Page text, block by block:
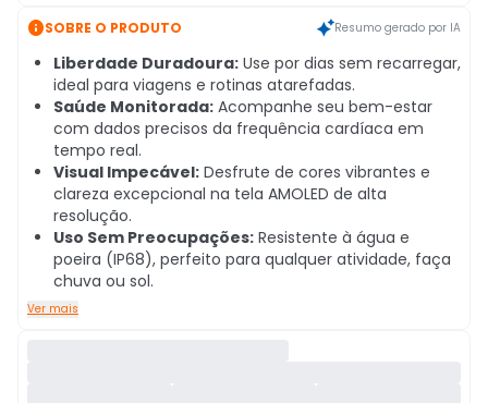
SOBRE O PRODUTO Resumo gerado por IA
Liberdade Duradoura: Use por dias sem recarregar,
ideal para viagens e rotinas atarefadas.
Saúde Monitorada: Acompanhe seu bem-estar
com dados precisos da frequência cardíaca em
tempo real.
Visual Impecável: Desfrute de cores vibrantes e
clareza excepcional na tela AMOLED de alta
resolução.
Uso Sem Preocupações: Resistente à água e
poeira (IP68), perfeito para qualquer atividade, faça
chuva ou sol.
Ver mais